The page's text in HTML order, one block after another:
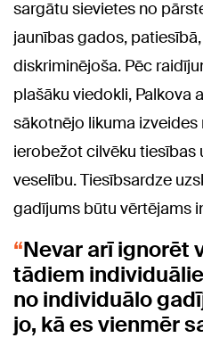
sargātu sievietes no
jaunības gados,
diskriminējoša. Pēc
plašāku viedokli, Palkova
sākotnējo likuma
ierobežot cilvēku tiesības
veselību. Tiesībsardze
gadījums būtu vērtējams
Nevar arī ignorēt
tādiem
no individuālo
jo, kā es vienmēr